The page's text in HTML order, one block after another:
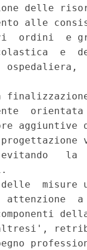
delle
alle
ordini  e
e
di
la
misure
attenzione